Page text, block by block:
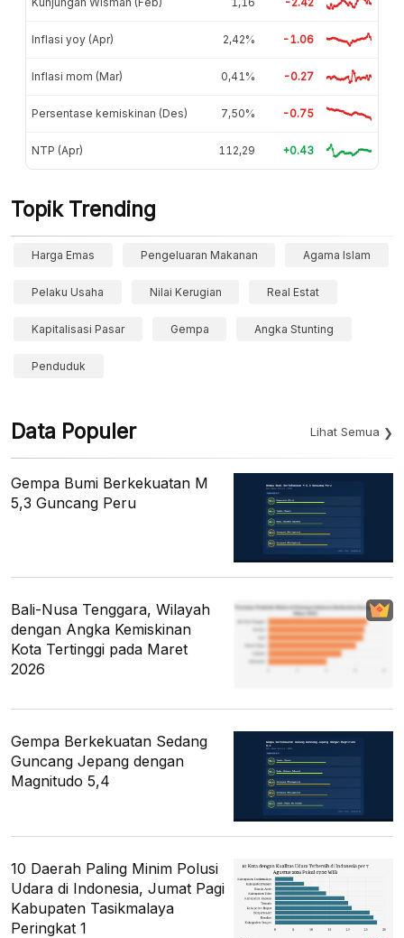
Inflasi yoy (Apr) 2,42% -1.06
Inflasi mom (Mar) 0,41% -0.27
Persentase kemiskinan (Des) 7,50% -0.75
NTP (Apr) 112,29 +0.43
Topik Trending
Harga Emas Pengeluaran Makanan Agama Islam
Pelaku Usaha Nilai Kerugian Real Estat
Kapitalisasi Pasar Gempa Angka Stunting
Penduduk
Data Populer Lihat Semua
Gempa Bumi Berkekuatan M
5,3 Guncang Peru
Bali-Nusa Tenggara, Wilayah
dengan Angka Kemiskinan
Kota Tertinggi pada Maret
2026
Gempa Berkekuatan Sedang
Guncang Jepang dengan
Magnitudo 5,4
10 Daerah Paling Minim Polusi
Udara di Indonesia, Jumat Pagi
Kabupaten Tasikmalaya
Peringkat 1